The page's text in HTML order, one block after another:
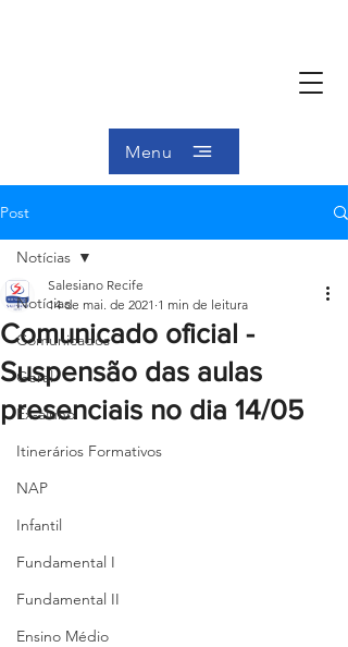
Menu
Post
Notícias
Comunicados
Geral
Ex-aluno
Itinerários Formativos
NAP
Infantil
Fundamental I
Fundamental II
Ensino Médio
Notícias
Comunicado oficial -
Suspensão das aulas
presenciais no dia 14/05
Salesiano Recife
14 de mai. de 2021 1 min de leitura